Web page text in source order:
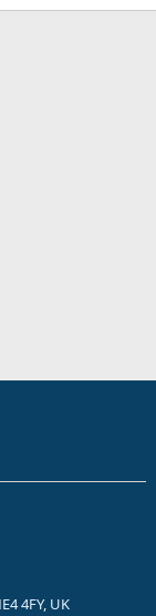
4FY, UK